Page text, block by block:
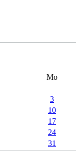
Mo
3
10
17
24
31